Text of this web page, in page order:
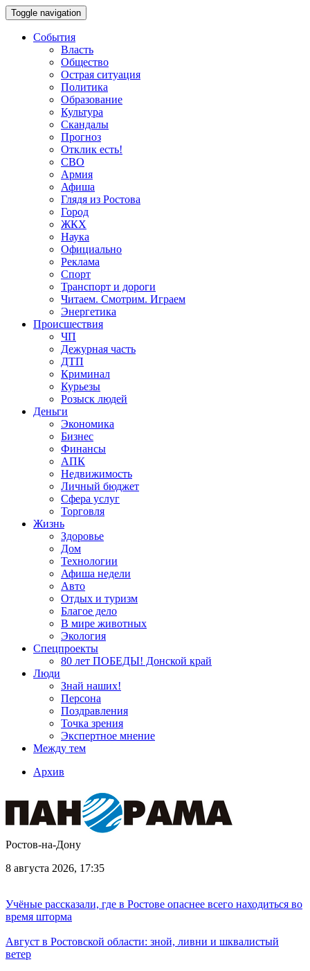
Toggle navigation
События
Власть
Общество
Острая ситуация
Политика
Образование
Культура
Скандалы
Прогноз
Отклик есть!
СВО
Армия
Афиша
Глядя из Ростова
Город
ЖКХ
Наука
Официально
Реклама
Спорт
Транспорт и дороги
Читаем. Смотрим. Играем
Энергетика
Происшествия
ЧП
Дежурная часть
ДТП
Криминал
Курьезы
Розыск людей
Деньги
Экономика
Бизнес
Финансы
АПК
Недвижимость
Личный бюджет
Сфера услуг
Торговля
Жизнь
Здоровье
Дом
Технологии
Афиша недели
Авто
Отдых и туризм
Благое дело
В мире животных
Экология
Спецпроекты
80 лет ПОБЕДЫ! Донской край
Люди
Знай наших!
Персона
Поздравления
Точка зрения
Экспертное мнение
Между тем
Архив
Ростов-на-Дону
8 августа 2026, 17:35
Учёные рассказали, где в Ростове опаснее всего находиться во
время шторма
Август в Ростовской области: зной, ливни и шквалистый
ветер